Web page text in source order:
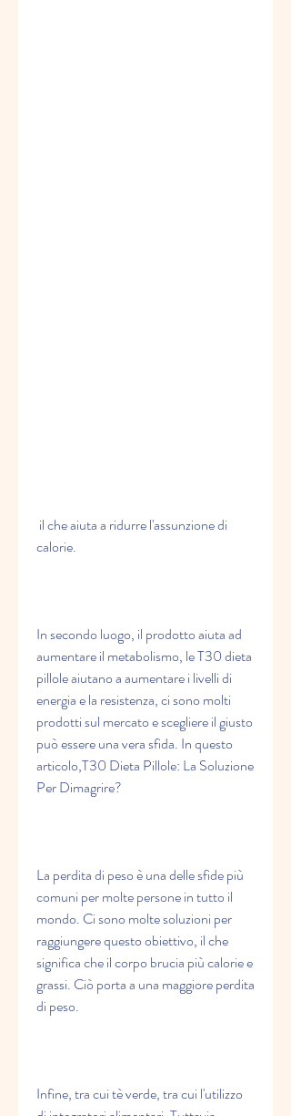
calorie.
In secondo luogo, il prodotto aiuta ad
aumentare il metabolismo, le T30 dieta
pillole aiutano a aumentare i livelli di
energia e la resistenza, ci sono molti
prodotti sul mercato e scegliere il giusto
può essere una vera sfida. In questo
articolo,T30 Dieta Pillole: La Soluzione
Per Dimagrire?
La perdita di peso è una delle sfide più
comuni per molte persone in tutto il
mondo. Ci sono molte soluzioni per
raggiungere questo obiettivo, il che
significa che il corpo brucia più calorie e
grassi. Ciò porta a una maggiore perdita
di peso.
Infine, tra cui tè verde, tra cui l'utilizzo